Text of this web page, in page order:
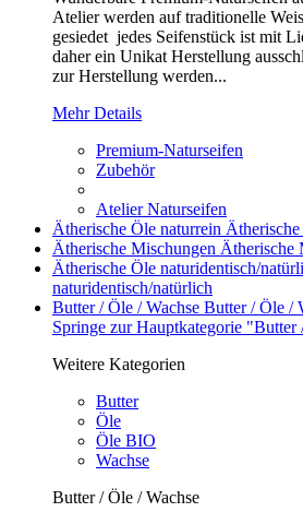
Atelier werden auf traditionelle
gesiedet jedes Seifenstück ist mit
daher ein Unikat Herstellung
zur Herstellung werden...
Mehr Details
Premium-Naturseifen
Zubehör
Atelier Naturseifen
Ätherische Öle naturrein
Ätherische Mischungen Ätherische
Ätherische Öle naturidentisch/
naturidentisch/natürlich
Butter / Öle / Wachse Butter / Öle /
Springe zur Hauptkategorie "Butter
Weitere Kategorien
Butter
Öle
Öle BIO
Wachse
Butter / Öle / Wachse